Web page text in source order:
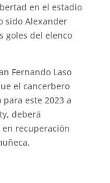
en el estadio
sido Alexander
goles del elenco
Fernando Laso
el cancerbero
este 2023 a
deberá
recuperación